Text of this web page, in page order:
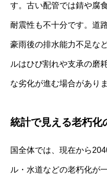
す。古い配管では錆や腐
耐震性も不十分です。道
豪雨後の排水能力不足な
ルはひび割れや支承の磨
な劣化が進む場合がありま
統計で見える老朽化
国全体では、現在から
ル・水道などの老朽化が